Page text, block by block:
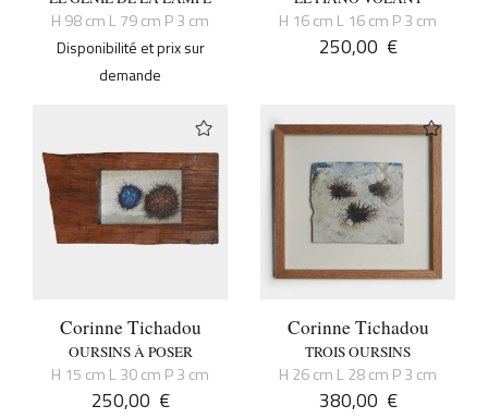
H 98 cm L 79 cm P 3 cm
Disponibilité et prix sur
demande
H 16 cm L 16 cm P 3 cm
250,00 €
Corinne Tichadou
OURSINS À POSER
H 15 cm L 30 cm P 3 cm
250,00 €
Corinne Tichadou
TROIS OURSINS
H 26 cm L 28 cm P 3 cm
380,00 €